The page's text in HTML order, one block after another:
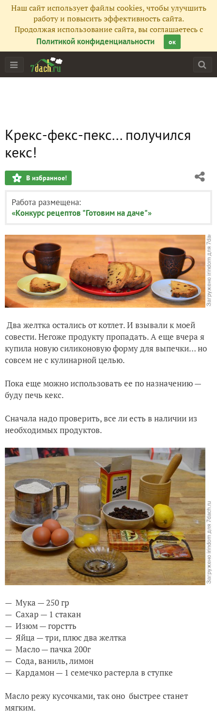
Наш сайт использует файлы cookies, чтобы улучшить
работу и повысить эффективность сайта.
Продолжая использование сайта, вы соглашаетесь с
Политикой конфиденциальности
ок
Крекс-фекс-пекс... получился
кекс!
В избранное!
Работа размещена:
«Конкурс рецептов "Готовим на даче"»
Два желтка остались от котлет. И взывали к моей
совести. Негоже продукту пропадать. А еще вчера я
купила новую силиконовую форму для выпечки… но
совсем не с кулинарной целью.
Пока еще можно использовать ее по назначению —
буду печь кекс.
Сначала надо проверить, все ли есть в наличии из
необходимых продуктов.
— Мука — 250 гр
— Сахар — 1 стакан
— Изюм — горстть
— Яйца — три, плюс два желтка
— Масло — пачка 200г
— Сода, ваниль, лимон
— Кардамон — 1 семечко растерла в ступке
Масло режу кусочками, так оно быстрее станет
мягким.